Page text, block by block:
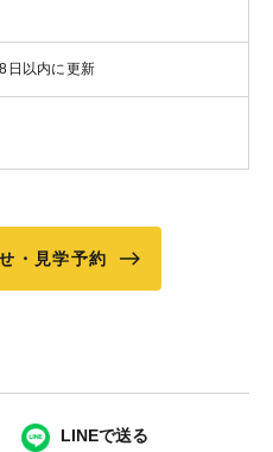
日以内に更新
・見学予約
LINEで送る